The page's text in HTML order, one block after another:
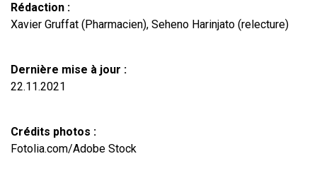
Rédaction :
Xavier Gruffat (Pharmacien), Seheno Harinjato (relecture)
Dernière mise à jour :
22.11.2021
Crédits photos :
Fotolia.com/Adobe Stock